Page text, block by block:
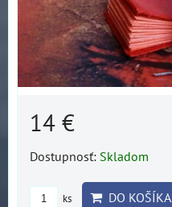
14 €
Dostupnosť: Skladom
ks DO KOŠÍKA